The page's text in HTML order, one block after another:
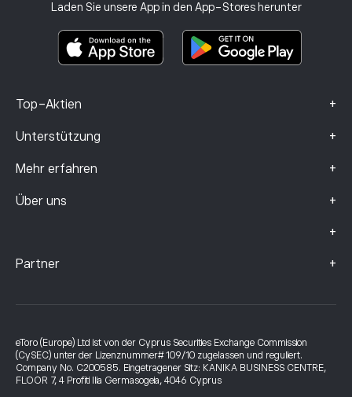
Laden Sie unsere App in den App-Stores herunter
Top-Aktien +
Unterstützung +
Mehr erfahren +
Über uns +
+
Basisinformationsblatt
Beschwerdedaten (FCA-Kunden)
Partner +
eToro (Europe) Ltd ist von der Cyprus Securities Exchange Commission
(CySEC) unter der Lizenznummer# 109/10 zugelassen und reguliert.
Company No. C200585. Eingetragener Sitz: KANIKA BUSINESS CENTRE,
FLOOR 7, 4 Profiti Ilia Germasogeia, 4046 Cyprus